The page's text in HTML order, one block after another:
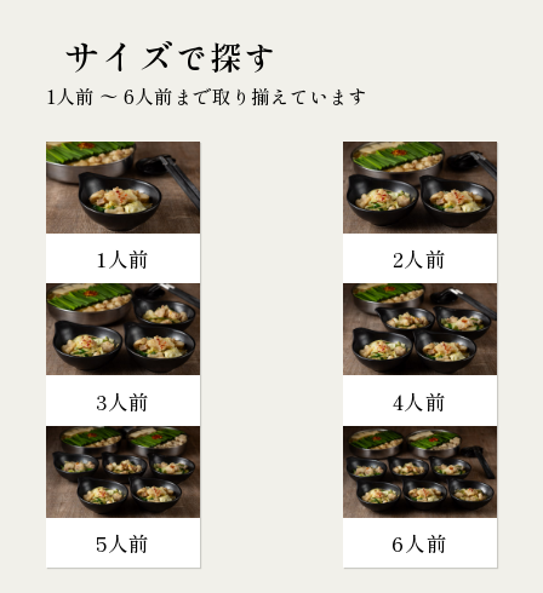
サイズで探す
1人前 〜 6人前まで取り揃えています
1人前 2人前
3人前 4人前
5人前 6人前